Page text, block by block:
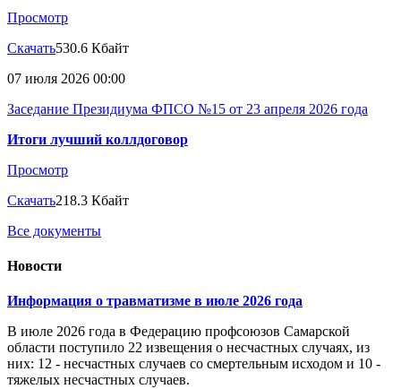
Просмотр
Скачать530.6 Кбайт
07 июля 2026 00:00
Заседание Президиума ФПСО №15 от 23 апреля 2026 года
Итоги лучший коллдоговор
Просмотр
Скачать218.3 Кбайт
Все документы
Новости
Информация о травматизме в июле 2026 года
В июле 2026 года в Федерацию профсоюзов Самарской
области поступило 22 извещения о несчастных случаях, из
них: 12 - несчастных случаев со смертельным исходом и 10 -
тяжелых несчастных случаев.